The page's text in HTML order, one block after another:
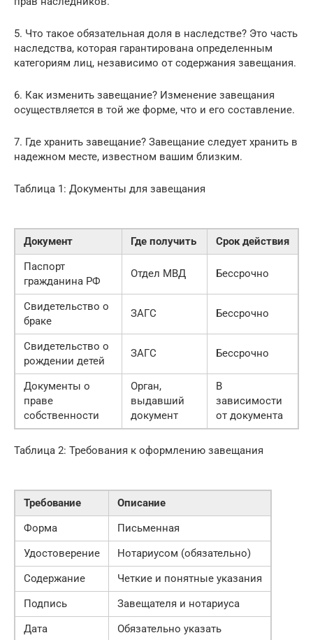
5. Что такое обязательная доля в наследстве? Это часть
наследства, которая гарантирована определенным
категориям лиц, независимо от содержания завещания.
6. Как изменить завещание? Изменение завещания
осуществляется в той же форме, что и его составление.
7. Где хранить завещание? Завещание следует хранить в
надежном месте, известном вашим близким.
Таблица 1: Документы для завещания
Документ Где получить
Срок действия
Паспорт
гражданина РФ
Отдел МВД Бессрочно
Свидетельство о
браке
ЗАГС Бессрочно
Свидетельство о
рождении детей
ЗАГС Бессрочно
Документы о
праве
собственности
Орган,
выдавший
документ
В
зависимости
от документа
Таблица 2: Требования к оформлению завещания
Требование
Описание
Форма
Письменная
Удостоверение
Нотариусом (обязательно)
Содержание
Четкие и понятные указания
Подпись
Завещателя и нотариуса
Дата
Обязательно указать